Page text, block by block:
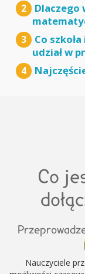
2
3
Co
udział w
4
Co
Nauczyciele